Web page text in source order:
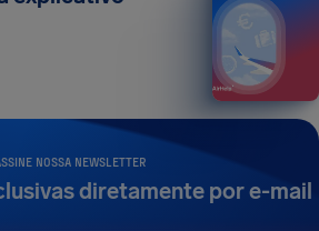
NOSSA NEWSLETTER
diretamente por e-mail